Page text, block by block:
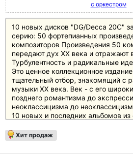
с оркестром
10 новых дисков "DG/Decca 20C"
серию: 50 фортепианных
композиторов Произведения 50
передают дух XX века и отражают
Турбулентность и радикальные
Это ценное коллекционное
тщательный отбор, знакомящий с
музыки XX века. Век - с его
позднего романтизма до
неоклассицизма до
10 новых и последних альбомов из
- Землинский: Лирическая
- Воган Уильямс: Лондонская
Хит продаж